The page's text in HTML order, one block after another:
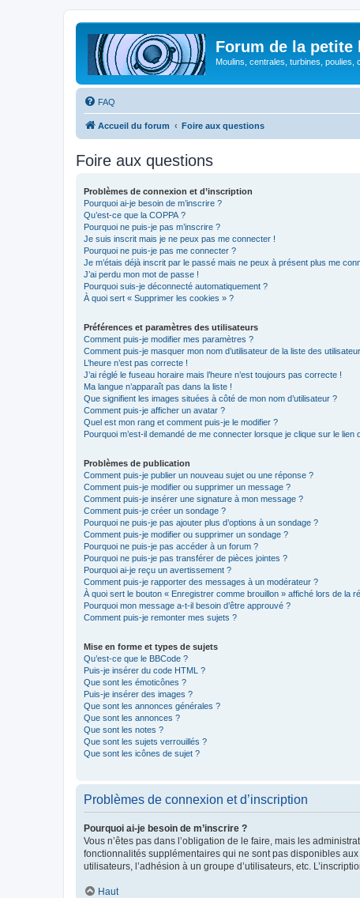
Forum de la
Moulins, centrales, turbines, poulies,
FAQ
Accueil du forum Foire aux questions
Foire aux questions
Problèmes de connexion et d’inscription
Pourquoi ai-je besoin de m’inscrire ?
Qu’est-ce que la COPPA ?
Pourquoi ne puis-je pas m’inscrire ?
Je suis inscrit mais je ne peux pas me connecter !
Pourquoi ne puis-je pas me connecter ?
Je m’étais déjà inscrit par le passé mais ne peux à présent plus me
J’ai perdu mon mot de passe !
Pourquoi suis-je déconnecté automatiquement ?
À quoi sert « Supprimer les cookies » ?
Préférences et paramètres des utilisateurs
Comment puis-je modifier mes paramètres ?
Comment puis-je masquer mon nom d’utilisateur de la liste des
L’heure n’est pas correcte !
J’ai réglé le fuseau horaire mais l’heure n’est toujours pas correcte !
Ma langue n’apparaît pas dans la liste !
Que signifient les images situées à côté de mon nom d’utilisateur ?
Comment puis-je afficher un avatar ?
Quel est mon rang et comment puis-je le modifier ?
Pourquoi m’est-il demandé de me connecter lorsque je clique sur le lien
Problèmes de publication
Comment puis-je publier un nouveau sujet ou une réponse ?
Comment puis-je modifier ou supprimer un message ?
Comment puis-je insérer une signature à mon message ?
Comment puis-je créer un sondage ?
Pourquoi ne puis-je pas ajouter plus d’options à un sondage ?
Comment puis-je modifier ou supprimer un sondage ?
Pourquoi ne puis-je pas accéder à un forum ?
Pourquoi ne puis-je pas transférer de pièces jointes ?
Pourquoi ai-je reçu un avertissement ?
Comment puis-je rapporter des messages à un modérateur ?
À quoi sert le bouton « Enregistrer comme brouillon » affiché lors de la
Pourquoi mon message a-t-il besoin d’être approuvé ?
Comment puis-je remonter mes sujets ?
Mise en forme et types de sujets
Qu’est-ce que le BBCode ?
Puis-je insérer du code HTML ?
Que sont les émoticônes ?
Puis-je insérer des images ?
Que sont les annonces générales ?
Que sont les annonces ?
Que sont les notes ?
Que sont les sujets verrouillés ?
Que sont les icônes de sujet ?
Problèmes de connexion et d’inscription
Pourquoi ai-je besoin de m’inscrire ?
Vous n’êtes pas dans l’obligation de le faire, mais les
fonctionnalités supplémentaires qui ne sont pas disponibles
utilisateurs, l’adhésion à un groupe d’utilisateurs, etc.
Haut